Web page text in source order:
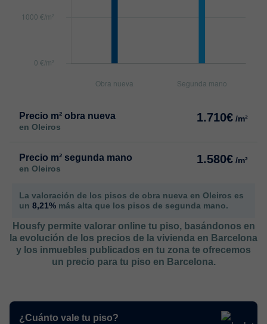
Precio m² obra nueva
en Oleiros
1.710€ /m²
Precio m² segunda mano
en Oleiros
1.580€ /m²
La valoración de los pisos de obra nueva en Oleiros es
un 8,21% más alta que los pisos de segunda mano.
Housfy permite valorar online tu piso, basándonos en
la evolución de los precios de la vivienda en Barcelona
y los inmuebles publicados en tu zona te ofrecemos
un precio para tu piso en Barcelona.
¿Cuánto vale tu piso?